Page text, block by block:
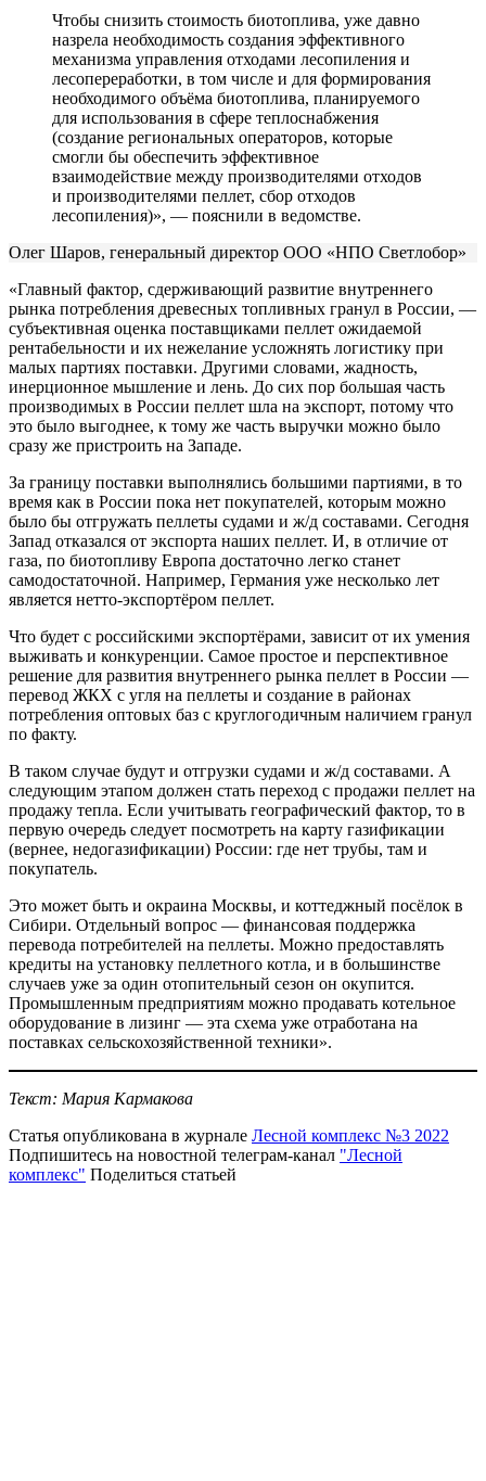
Чтобы снизить стоимость биотоплива, уже давно
назрела необходимость создания эффективного
механизма управления отходами лесопиления и
лесопереработки, в том числе и для формирования
необходимого объёма биотоплива, планируемого
для использования в сфере теплоснабжения
(создание региональных операторов, которые
смогли бы обеспечить эффективное
взаимодействие между производителями отходов
и производителями пеллет, сбор отходов
лесопиления)», — пояснили в ведомстве.
Олег Шаров, генеральный директор ООО «НПО Светлобор»
«Главный фактор, сдерживающий развитие внутреннего
рынка потребления древесных топливных гранул в России, —
субъективная оценка поставщиками пеллет ожидаемой
рентабельности и их нежелание усложнять логистику при
малых партиях поставки. Другими словами, жадность,
инерционное мышление и лень. До сих пор большая часть
производимых в России пеллет шла на экспорт, потому что
это было выгоднее, к тому же часть выручки можно было
сразу же пристроить на Западе.
За границу поставки выполнялись большими партиями, в то
время как в России пока нет покупателей, которым можно
было бы отгружать пеллеты судами и ж/д составами. Сегодня
Запад отказался от экспорта наших пеллет. И, в отличие от
газа, по биотопливу Европа достаточно легко станет
самодостаточной. Например, Германия уже несколько лет
является нетто-экспортёром пеллет.
Что будет с российскими экспортёрами, зависит от их умения
выживать и конкуренции. Самое простое и перспективное
решение для развития внутреннего рынка пеллет в России —
перевод ЖКХ с угля на пеллеты и создание в районах
потребления оптовых баз с круглогодичным наличием гранул
по факту.
В таком случае будут и отгрузки судами и ж/д составами. А
следующим этапом должен стать переход с продажи пеллет на
продажу тепла. Если учитывать географический фактор, то в
первую очередь следует посмотреть на карту газификации
(вернее, недогазификации) России: где нет трубы, там и
покупатель.
Это может быть и окраина Москвы, и коттеджный посёлок в
Сибири. Отдельный вопрос — финансовая поддержка
перевода потребителей на пеллеты. Можно предоставлять
кредиты на установку пеллетного котла, и в большинстве
случаев уже за один отопительный сезон он окупится.
Промышленным предприятиям можно продавать котельное
оборудование в лизинг — эта схема уже отработана на
поставках сельскохозяйственной техники».
Текст: Мария Кармакова
Статья опубликована в журнале Лесной комплекс №3 2022
Подпишитесь на новостной телеграм-канал "Лесной
комплекс" Поделиться статьей